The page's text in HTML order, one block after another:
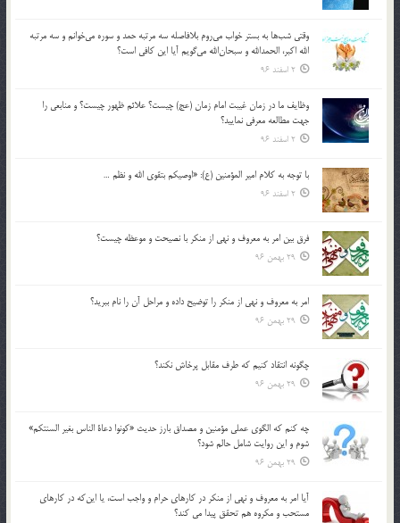
وقتي شب‌ها به بستر خواب مي‌روم بلافاصله سه مرتبه حمد و سوره مي‌خوانم و سه مرتبه
الله اكبر، الحمدالله و سبحان‌الله مي‌گويم آيا اين كافي است؟
2 اسفند 96
وظايف ما در زمان غيبت امام زمان (عج) چيست؟ علائم ظهور چيست؟ و منابعي را
جهت مطالعه معرفي نماييد؟
2 اسفند 96
با توجه به كلام امير المؤمنين (ع): «اوصيكم بتقوي الله و نظم …
2 اسفند 96
فرق بين امر به معروف و نهي از منكر با نصيحت و موعظه چيست؟
29 بهمن 96
امر به معروف و نهي از منكر را توضيح داده و مراحل آن را نام ببريد؟
29 بهمن 96
چگونه انتقاد كنيم كه طرف مقابل پرخاش نكند؟
29 بهمن 96
چه كنم كه الگوي عملي مؤمنين و مصداق بارز حديث «كونوا دعاة الناس بغير السنتكم»
شوم و اين روايت شامل حالم شود؟
29 بهمن 96
آيا امر به معروف و نهي از منكر در كارهاي حرام و واجب است، يا اين‌كه در كارهاي
مستحب و مكروه هم تحقق پيدا مي كند؟